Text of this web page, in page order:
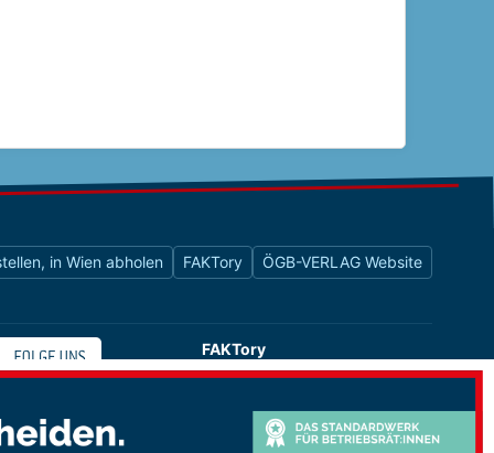
in Wien abholen FAKTory ÖGB-VERLAG Website
FAKTory
Buchhandlung des ÖGB-Verlags
1010 Wien